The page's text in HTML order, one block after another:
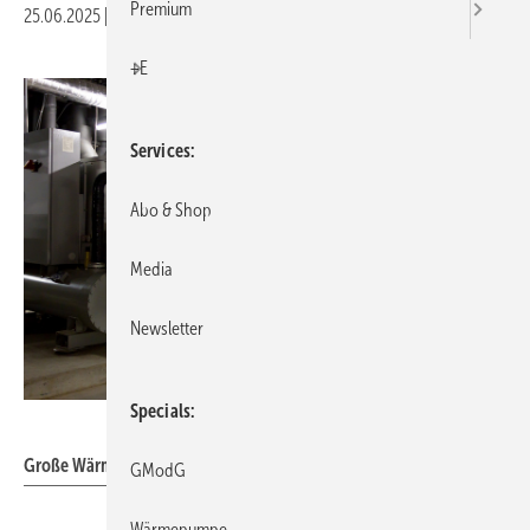
25.06.2025 Druckvorschau
Große Wärmepumpen.
Premium
+E
Services
Abo & Shop
Media
Newsletter
Specials
GModG